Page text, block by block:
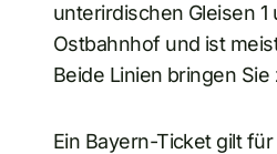
unterirdischen Gleisen
Ostbahnhof und ist
Beide Linien bringen Sie
Ein Bayern-Ticket gilt